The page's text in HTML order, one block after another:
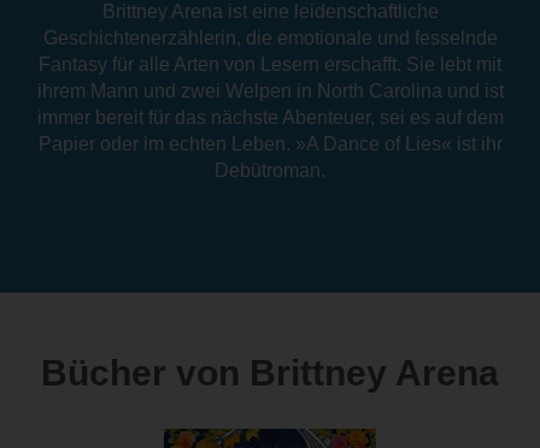
Brittney Arena ist eine leidenschaftliche
Geschichtenerzählerin, die emotionale und fesselnde
Fantasy für alle Arten von Lesern erschafft. Sie lebt mit
ihrem Mann und zwei Welpen in North Carolina und ist
immer bereit für das nächste Abenteuer, sei es auf dem
Papier oder im echten Leben. »A Dance of Lies« ist ihr
Debütroman.
Bücher von Brittney Arena